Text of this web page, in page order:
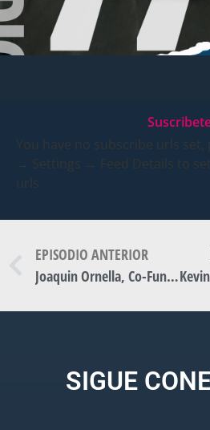
You have no subscribe urls set,
→ Settings → Feed Details to
urls.
EPISODIO ANTERIOR
Joaquin Ornella, Co-Funder de Faster en Futuro Perfecto
SIGUE